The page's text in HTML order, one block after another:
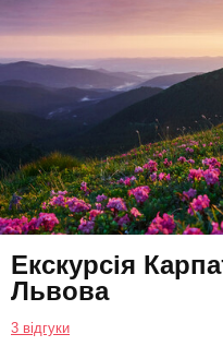
Екскурсія
Львова
3 відгуки